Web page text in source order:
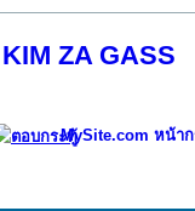
ZA GASS
MySite.com หน้า